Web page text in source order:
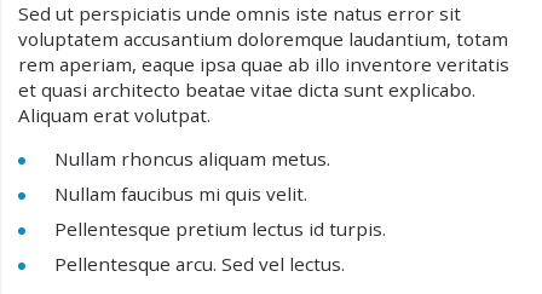
Sed ut perspiciatis unde omnis iste natus error sit
voluptatem accusantium doloremque laudantium, totam
rem aperiam, eaque ipsa quae ab illo inventore veritatis
et quasi architecto beatae vitae dicta sunt explicabo.
Aliquam erat volutpat.
Nullam rhoncus aliquam metus.
Nullam faucibus mi quis velit.
Pellentesque pretium lectus id turpis.
Pellentesque arcu. Sed vel lectus.